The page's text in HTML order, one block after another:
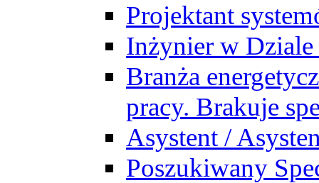
Projektant
Inżynier w
Branża
pracy. Brakuje
Asystent /
Poszukiwany